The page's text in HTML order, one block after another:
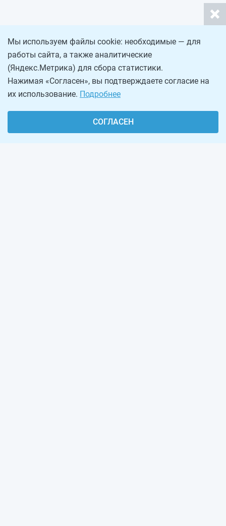
Мы используем файлы cookie: необходимые — для
работы сайта, а также аналитические
(Яндекс.Метрика) для сбора статистики.
Нажимая «Согласен», вы подтверждаете согласие на
их использование. Подробнее
СОГЛАСЕН